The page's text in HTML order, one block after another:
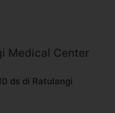
Medical Center
ds di Ratulangi